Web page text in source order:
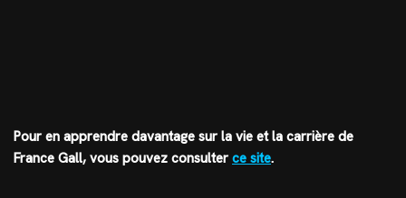
Pour en apprendre davantage sur la vie et la carrière de
France Gall, vous pouvez consulter ce site.